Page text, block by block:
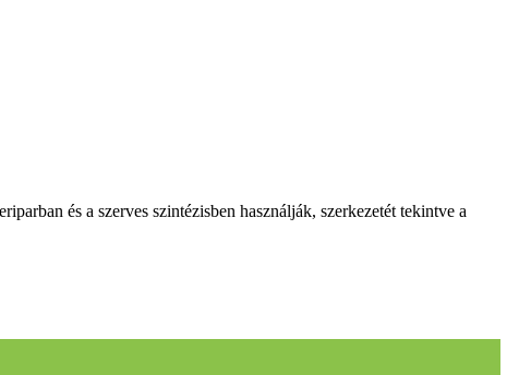
és a szerves szintézisben használják, szerkezetét tekintve a